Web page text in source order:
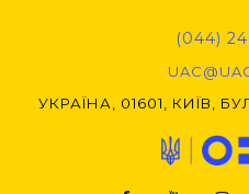
(044)
УКРАЇНА, 01601, КИЇВ,